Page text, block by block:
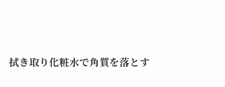
拭き取り化粧水で角質を落とす